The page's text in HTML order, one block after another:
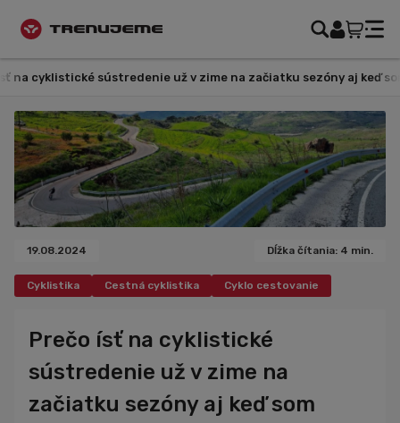
cyklistické sústredenie už v zime na začiatku sezóny aj keď som
19.08.2024 Dĺžka čítania: 4 min.
Cyklistika Cestná cyklistika
Cyklo cestovanie
Pre začiatočníkov
Pravidelné tréningy
Prečo ísť na cyklistické
sústredenie už v zime na
začiatku sezóny aj keď som